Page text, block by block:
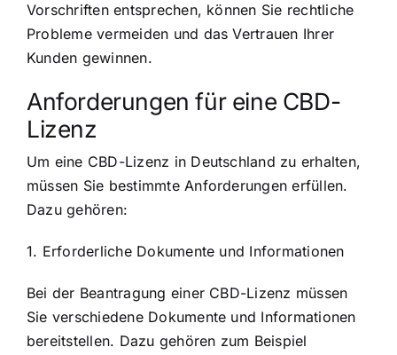
Vorschriften entsprechen, können Sie rechtliche
Probleme vermeiden und das Vertrauen Ihrer
Kunden gewinnen.
Anforderungen für eine CBD-
Lizenz
Um eine CBD-Lizenz in Deutschland zu erhalten,
müssen Sie bestimmte Anforderungen erfüllen.
Dazu gehören:
1. Erforderliche Dokumente und Informationen
Bei der Beantragung einer CBD-Lizenz müssen
Sie verschiedene Dokumente und Informationen
bereitstellen. Dazu gehören zum Beispiel